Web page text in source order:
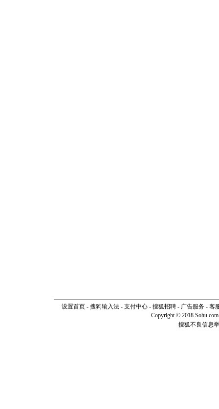
设置首页- 搜狗输入法- 支付中心- 搜狐招聘- 广告服务- 客
Copyright © 2018
搜狐不良信息